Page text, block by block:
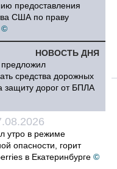
предоставления
США по праву
©
НОВОСТЬ ДНЯ
средства дорожных
защиту дорог от БПЛА
утро в режиме
опасности, горит
в Екатеринбурге ©